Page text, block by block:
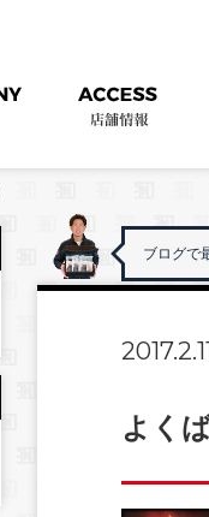
ブログで
よく